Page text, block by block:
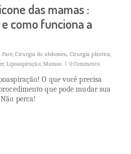
das mamas :
como funciona a
,Cirurgia do abdomen Cirurgia plástica
,Lipoaspiração, Mamas 0 Comments
O que você precisa
que pode mudar sua
perca!